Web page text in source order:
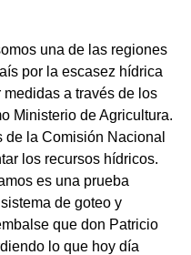
una de las regiones
por la escasez hídrica
a través de los
Ministerio de Agricultura.
la Comisión Nacional
los recursos hídricos.
es una prueba
de goteo y
que don Patricio
lo que hoy día